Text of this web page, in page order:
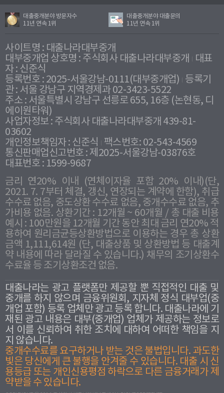
대출중개분야 방문자수
11년 연속 1위
대출중개분야 대출문의
11년 연속 1위
사이트명 : 대출나라대부중개
대부중개업 상호명 : 주식회사 대출나라대부중개
대표
자 : 신준식
등록번호 : 2025-서울강남-0111(대부중개업) 등록기
관 : 서울 강남구 지역경제과 02-3423-5522
주소 : 서울특별시 강남구 선릉로 655, 16층 (논현동, 디
에이원타워)
사업자정보 : 주식회사 대출나라대부중개 439-81-
03602
개인정보책임자 : 신준식
팩스번호: 02-543-4569
통신판매업신고번호 : 제2025-서울강남-03876호
대표번호 : 1599-9687
금리 연20% 이내 (연체이자율 포함 20% 이내)(단,
2021. 7. 7부터 체결, 갱신, 연장되는 계약에 한함), 취급
수수료 없음, 중도상환 수수료 없음, 중개수수료 없음, 추
가비용 없음. 상환기간 : 12개월 ~ 60개월 / 총 대출 비용
예시 : 100만원을 12개월 기간 동안 최대 금리 연20% 적
용하여 원리금균등상환방법으로 이용하는 경우 총 상환
금액 1,111,614원 (단, 대출상품 및 상환방법 등 대출계
약 내용에 따라 달라질 수 있습니다.) 채무의 조기상환수
수료율 등 조기상환조건 없음.
대출나라는 광고 플랫폼만 제공할 뿐 직접적인 대출 및
중개를 하지 않으며 금융위원회, 지자체 정식 대부업(중
개업 포함) 등록 업체만 광고 등록 합니다. 대출나라에 기
재된 광고 내용은 대부(중개업) 업체가 제공하는 정보로
서 이를 신뢰하여 취한 조치에 대하여 어떠한 책임을 지
지 않습니다.
중개수수료를 요구하거나 받는 것은 불법입니다. 과도한
빛은 당신에게 큰 불행을 안겨줄 수 있습니다. 대출 시 신
용등급 또는 개인신용평점 하락으로 다른 금융거래가 제
약받을 수 있습니다.